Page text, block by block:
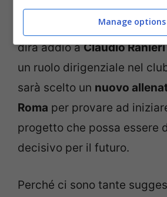
panchina dellaRomain
prossima stagione. Al
dirà addio aClaudio Ranieri
un ruolo dirigenziale nel
sarà scelto un nuovo
Roma per provare ad
progetto che possa essere
decisivo per il futuro.
Perché ci sono tante
Manage options